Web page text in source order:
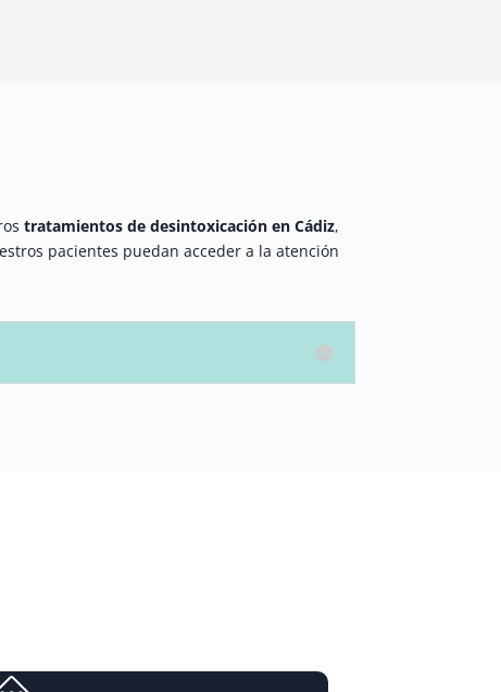
tratamientos de desintoxicación en Cádiz,
pacientes puedan acceder a la atención